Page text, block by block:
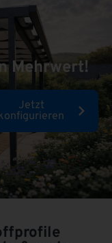
Mehrwert!
Jetzt